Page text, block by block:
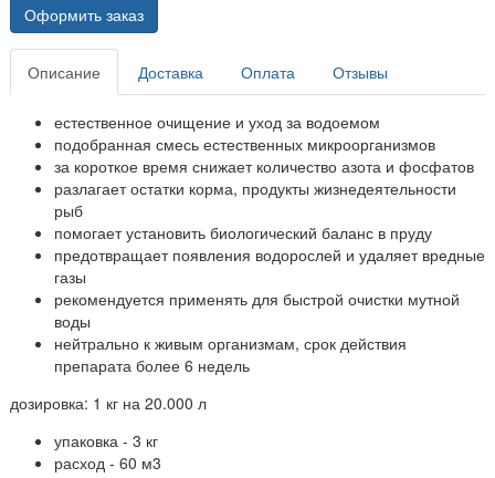
Оформить заказ
Описание Доставка Оплата Отзывы
естественное очищение и уход за водоемом
подобранная смесь естественных микроорганизмов
за короткое время снижает количество азота и фосфатов
разлагает остатки корма, продукты жизнедеятельности
рыб
помогает установить биологический баланс в пруду
предотвращает появления водорослей и удаляет вредные
газы
рекомендуется применять для быстрой очистки мутной
воды
нейтрально к живым организмам, срок действия
препарата более 6 недель
дозировка: 1 кг на 20.000 л
упаковка - 3 кг
расход - 60 м3